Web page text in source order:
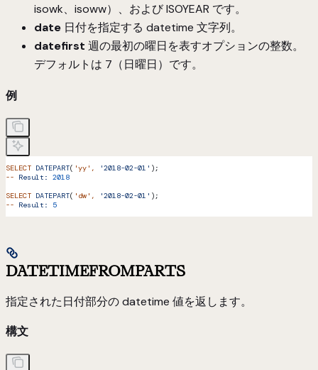
isowk、isoww）、および ISOYEAR です。
date 日付を指定する datetime 文字列。
datefirst 週の最初の曜日を表すオプションの整数。
デフォルトは 7（日曜日）です。
例
SELECT DATEPART( 'yy' , '2018-02-01' );
-- Result:
2018
SELECT DATEPART( 'dw' , '2018-02-01' );
-- Result: 5
DATETIMEFROMPARTS
指定された日付部分の datetime 値を返します。
構文